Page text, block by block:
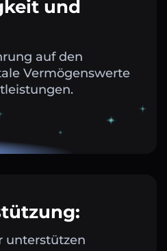
und
auf den
Vermögenswerte
unterstützen